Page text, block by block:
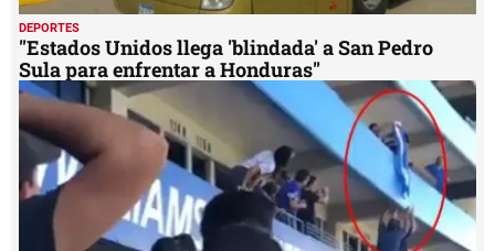
DEPORTES
"Estados Unidos llega 'blindada' a San Pedro
Sula para enfrentar a Honduras"